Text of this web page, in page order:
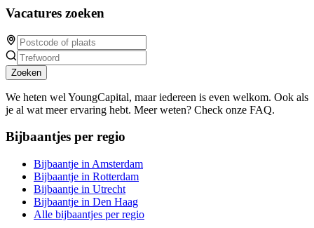
Vacatures zoeken
Zoeken
We heten wel YoungCapital, maar iedereen is even welkom. Ook als
je al wat meer ervaring hebt. Meer weten? Check onze FAQ.
Bijbaantjes per regio
Bijbaantje in Amsterdam
Bijbaantje in Rotterdam
Bijbaantje in Utrecht
Bijbaantje in Den Haag
Alle bijbaantjes per regio